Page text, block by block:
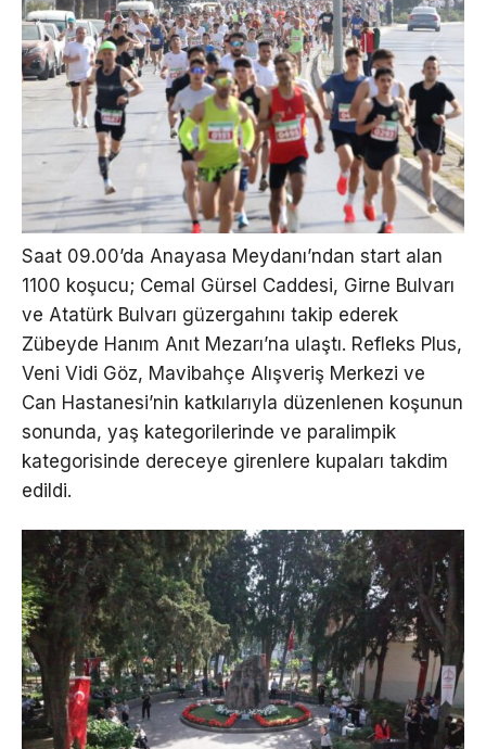
Saat 09.00’da Anayasa Meydanı’ndan start alan
1100 koşucu; Cemal Gürsel Caddesi, Girne Bulvarı
ve Atatürk Bulvarı güzergahını takip ederek
Zübeyde Hanım Anıt Mezarı’na ulaştı. Refleks Plus,
Veni Vidi Göz, Mavibahçe Alışveriş Merkezi ve
Can Hastanesi’nin katkılarıyla düzenlenen koşunun
sonunda, yaş kategorilerinde ve paralimpik
kategorisinde dereceye girenlere kupaları takdim
edildi.